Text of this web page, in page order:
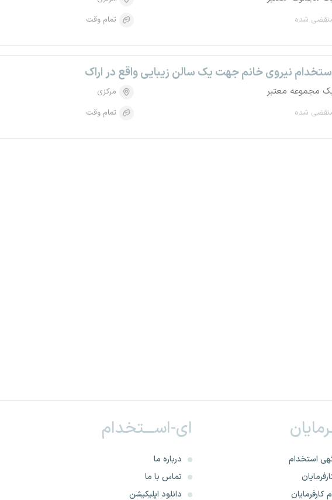
شده
تمام وقت
نیروی خانم جهت یک سالن زیبایی واقع در اراک
مجموعه معتبر
شده
مرکزی
تمام وقت
استخدام
کارفرمایان
ای-اســـتخدام
درباره ما
تماس با ما
دانلود اپلیکیشن